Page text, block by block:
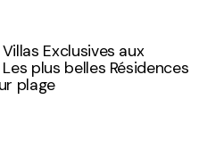
Exclusives aux
Les plus belles Résidences
plage